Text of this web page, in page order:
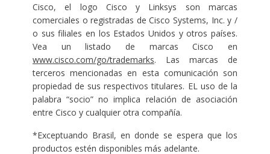
Cisco, el logo Cisco y Linksys son marcas
comerciales o registradas de Cisco Systems, Inc. y /
o sus filiales en los Estados Unidos y otros países.
Vea un listado de marcas Cisco en
www.cisco.com/go/trademarks. Las marcas de
terceros mencionadas en esta comunicación son
propiedad de sus respectivos titulares. EL uso de la
palabra “socio” no implica relación de asociación
entre Cisco y cualquier otra compañía.
*Exceptuando Brasil, en donde se espera que los
productos estén disponibles más adelante.